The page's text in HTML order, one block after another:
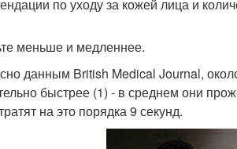
по уходу за кожей лица и
меньше и медленнее.
данным British Medical Journal,
быстрее (1) - в среднем они
на это порядка 9 секунд.